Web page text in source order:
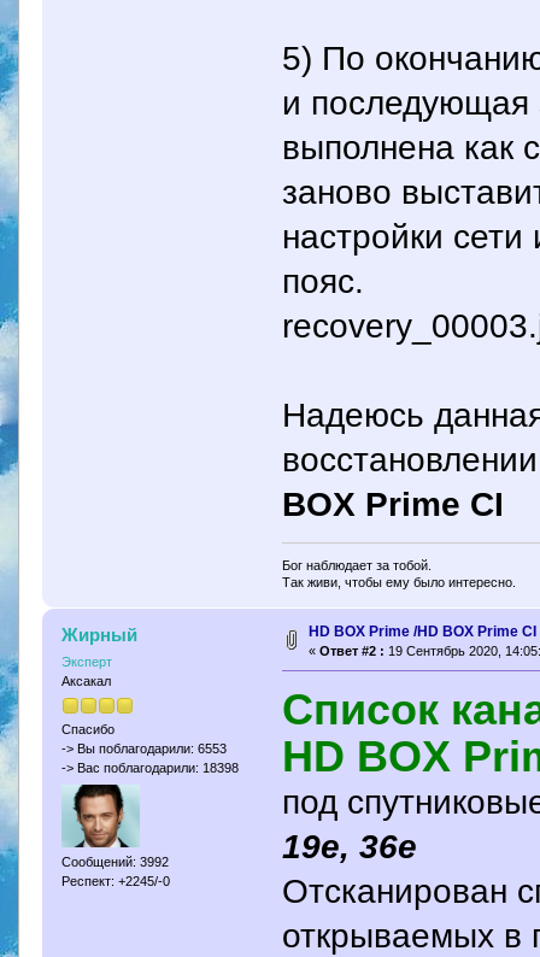
5) По
и последующая
выполнена как
заново
настройки
пояс.
Надеюсь
BOX Prime CI
Бог наблюдает за тобой.
Так живи, чтобы ему было интересно.
Жирный
Эксперт
Аксакал
Спасибо
-> Вы поблагодарили: 6553
-> Вас поблагодарили: 18398
Сообщений: 3992
Респект: +2245/-0
HD BOX Prime /HD BOX Prime CI
« Ответ #2 : 19 Сентябрь 2020,
Список
HD BOX
под
19e, 36e
Отсканирован
открываемых в